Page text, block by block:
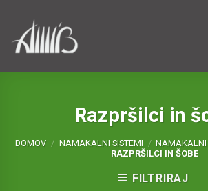
content
Razpršilci in
DOMOV / NAMAKALNI SISTEMI / NAMAKALNI
RAZPRŠILCI IN ŠOBE
FILTRIRAJ